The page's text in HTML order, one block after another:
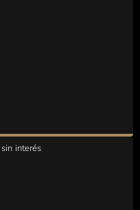
sin interés